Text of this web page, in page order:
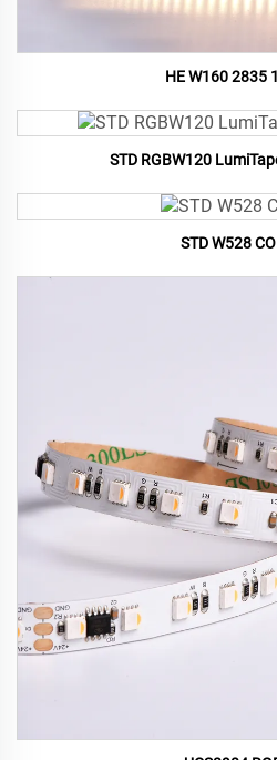
HE W160 2835
STD RGBW120
STD W528